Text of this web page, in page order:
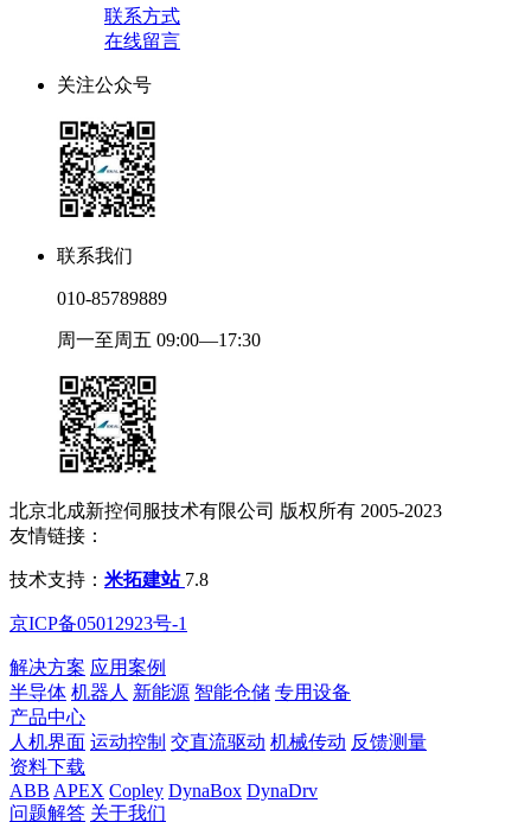
联系方式
在线留言
关注公众号
联系我们
010-85789889
周一至周五 09:00—17:30
北京北成新控伺服技术有限公司 版权所有 2005-2023
友情链接：
技术支持： 米拓建站 7.8
京ICP备05012923号-1
解决方案 应用案例
半导体 机器人 新能源 智能仓储 专用设备
产品中心
人机界面 运动控制 交直流驱动 机械传动 反馈测量
资料下载
ABB APEX Copley DynaBox DynaDrv
问题解答 关于我们